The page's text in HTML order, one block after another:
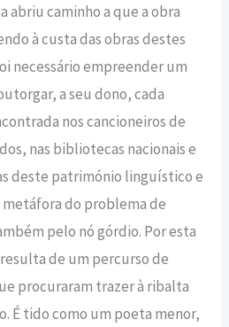
abriu caminho a que a obra
à custa das obras destes
necessário empreender um
a seu dono, cada
nos cancioneiros de
nas bibliotecas nacionais e
deste património linguístico e
do problema de
pelo nó górdio. Por esta
de um percurso de
procuraram trazer à ribalta
É tido como um poeta menor,